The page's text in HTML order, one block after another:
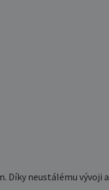
Díky neustálému vývoji a